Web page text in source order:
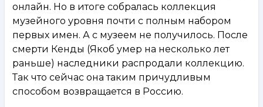
онлайн. Но в итоге собралась коллекция
музейного уровня почти с полным набором
первых имен. А с музеем не получилось. После
смерти Кенды (Якоб умер на несколько лет
раньше) наследники распродали коллекцию.
Так что сейчас она таким причудливым
способом возвращается в Россию.